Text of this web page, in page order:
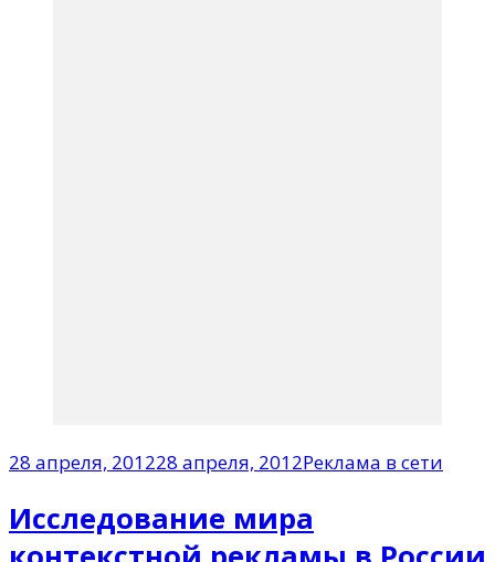
28 апреля, 201228 апреля, 2012Реклама в сети
Исследование мира